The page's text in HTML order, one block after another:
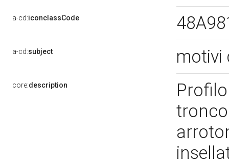
a-cd:iconclassCode
a-cd:subject motivi
core:description